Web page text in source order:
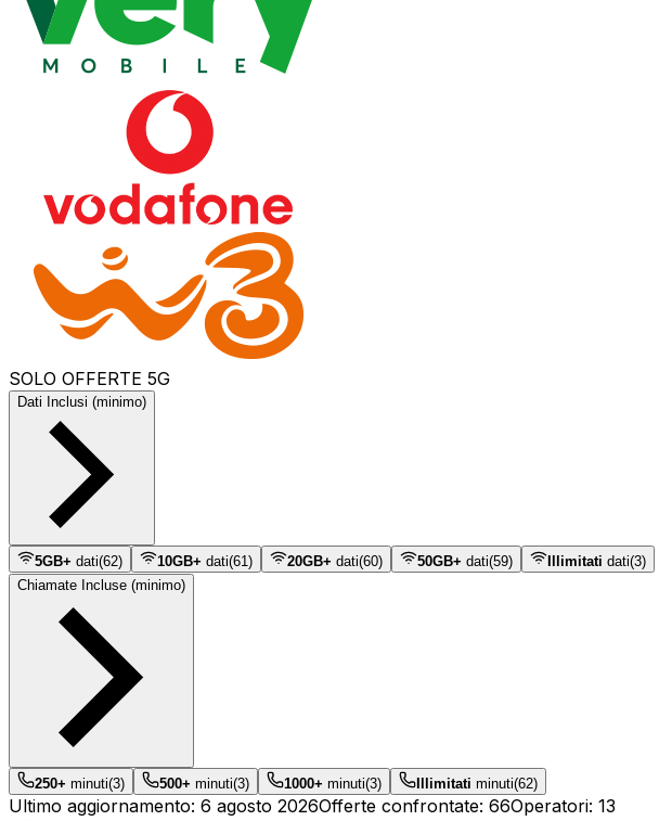
SOLO OFFERTE 5G
Dati Inclusi (minimo)
5GB+ dati(62) 10GB+ dati(61) 20GB+ dati(60) 50GB+ dati(59) Illimitati dati(3)
Chiamate Incluse (minimo)
250+ minuti(3) 500+ minuti(3) 1000+ minuti(3) Illimitati minuti(62)
Ultimo aggiornamento: 6 agosto 2026Offerte confrontate: 66Operatori: 13